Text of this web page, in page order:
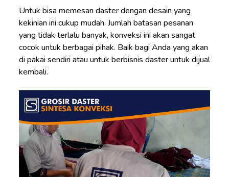
Untuk bisa memesan daster dengan desain yang
kekinian ini cukup mudah. Jumlah batasan pesanan
yang tidak terlalu banyak, konveksi ini akan sangat
cocok untuk berbagai pihak. Baik bagi Anda yang akan
di pakai sendiri atau untuk berbisnis daster untuk dijual
kembali.